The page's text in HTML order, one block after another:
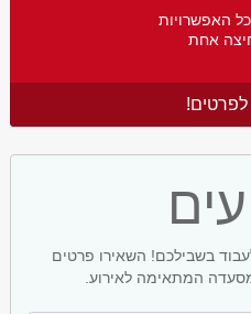
האפשרויות
אחת
לפרטים!
בשבילכם! השאירו פרטים
המתאימה לאירוע.